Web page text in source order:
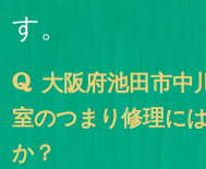
す。
大阪府池田市中
室のつまり修理に
か？